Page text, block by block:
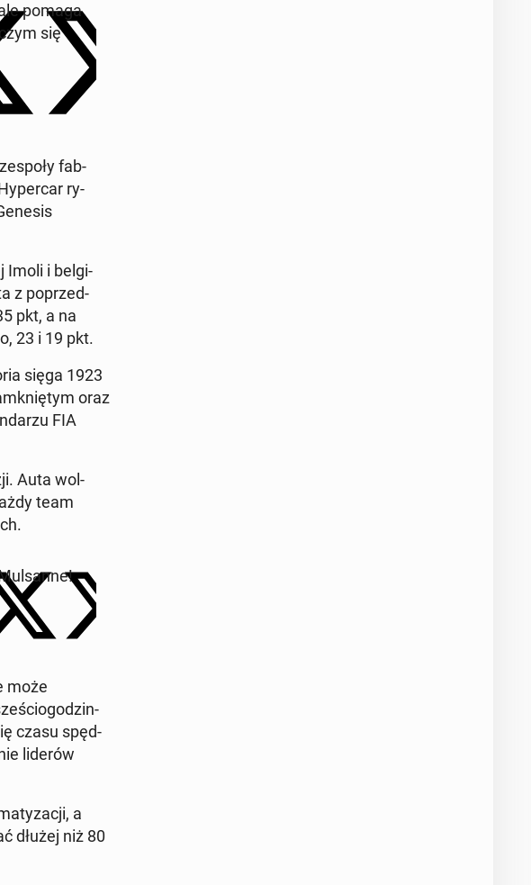
pomaga
się
fab­
ry­
Imoli i bel­gi­
z poprzed­
pkt, a na
23 i 19 pkt.
sięga 1923
oraz
FIA
Auta wol­
team
może
czasu spęd­
liderów
a
dłużej niż 80